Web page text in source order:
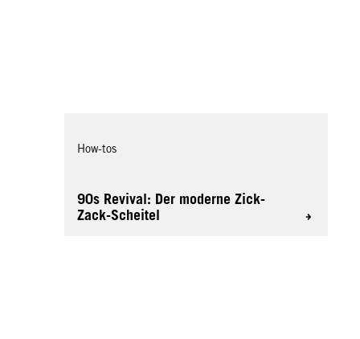
How-tos
90s Revival: Der moderne Zick-
Zack-Scheitel